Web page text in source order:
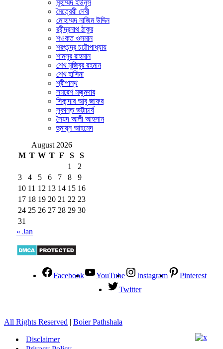
মুহাম্মদ ইউনুস
মৈত্রেয়ী দেবী
মোহাম্মদ নাজিম উদ্দিন
রবীন্দ্রনাথ ঠাকুর
শওকত ওসমান
শরৎচন্দ্র চট্টোপাধ্যায়
শামসুর রাহমান
শেখ মুজিবুর রহমান
শেখ হাসিনা
শ্রীপান্থ
সমরেশ মজুমদার
সিকান্দার আবু জাফর
সুকান্ত ভট্টাচার্য
সৈয়দ আলী আহসান
হুমায়ূন আহমেদ
August 2026
M T W T F S
S
1
2
3
4 5 6 7 8
9
10 11 12 13 14 15 16
17 18 19 20 21 22 23
24 25 26 27 28 29 30
31
« Jan
Facebook YouTube Instagram
Pinterest
Twitter
All Rights Reserved | Boier Pathshala
Disclaimer